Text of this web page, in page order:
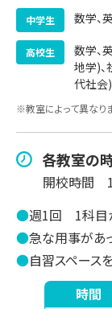
中学生 数学、
高校生
数学、
地学)、
代社会)
※教室によって異なり
各教室の
開校時間
●週1回
1科目
●急な用事があ
●自習スペース
時間